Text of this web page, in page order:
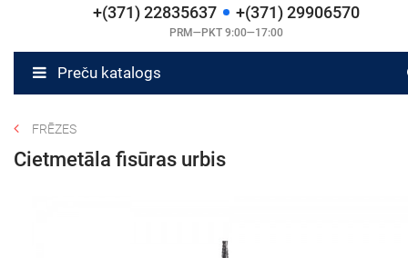
+(371) 22835637 +(371) 29906570
PRM—PKT 9:00—17:00
Preču katalogs
FRĒZES
Cietmetāla fisūras urbis